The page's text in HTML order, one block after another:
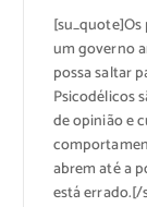
um governo
possa saltar
Psicodélicos
de opinião e
abrem até a
está